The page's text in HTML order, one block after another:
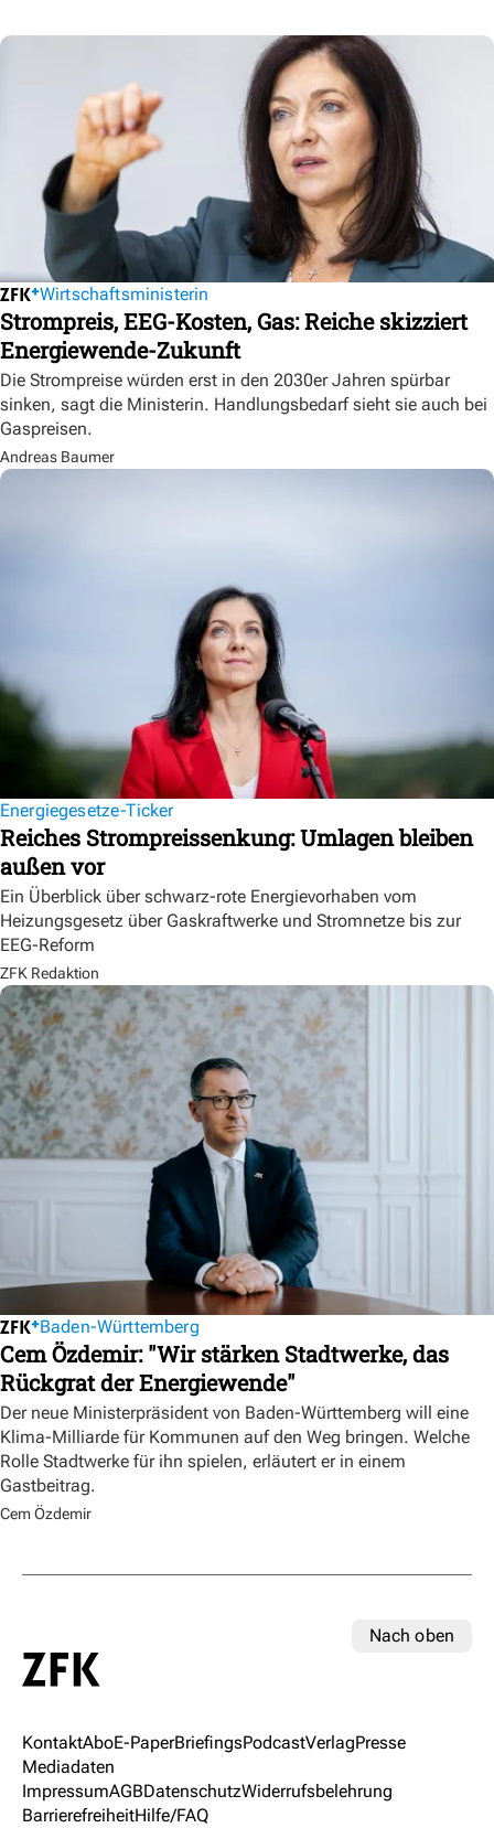
Wirtschaftsministerin
Strompreis, EEG-Kosten, Gas: Reiche skizziert
Energiewende-Zukunft
Die Strompreise würden erst in den 2030er Jahren spürbar
sinken, sagt die Ministerin. Handlungsbedarf sieht sie auch bei
Gaspreisen.
Andreas Baumer
Energiegesetze-Ticker
Reiches Strompreissenkung: Umlagen bleiben
außen vor
Ein Überblick über schwarz-rote Energievorhaben vom
Heizungsgesetz über Gaskraftwerke und Stromnetze bis zur
EEG-Reform
ZFK Redaktion
Baden-Württemberg
Cem Özdemir: "Wir stärken Stadtwerke, das
Rückgrat der Energiewende"
Der neue Ministerpräsident von Baden-Württemberg will eine
Klima-Milliarde für Kommunen auf den Weg bringen. Welche
Rolle Stadtwerke für ihn spielen, erläutert er in einem
Gastbeitrag.
Cem Özdemir
Nach oben
KontaktAboE-PaperBriefingsPodcastVerlagPresse
Mediadaten
ImpressumAGBDatenschutzWiderrufsbelehrung
BarrierefreiheitHilfe/FAQ